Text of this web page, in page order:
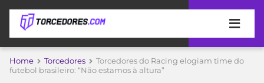
APOSTAS
Home Torcedores
Torcedores do Racing elogiam time do
futebol brasileiro: “Não estamos à altura”